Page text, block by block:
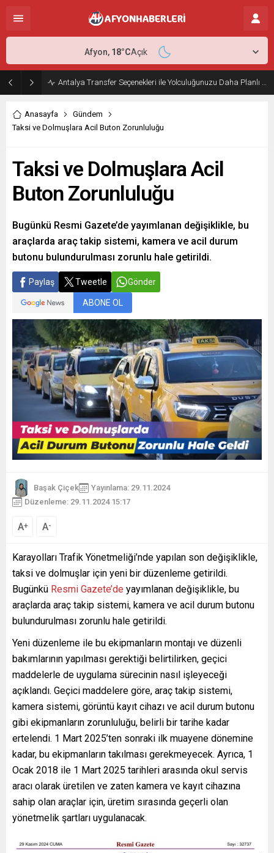
Antalya Transfer Seçenekleri ile Yolculuğunuzu Daha Planlı Hale Getirin
Afyon, 18°CAçık
Anasayfa
Gündem
Taksi ve Dolmuşlara Acil Buton Zorunluluğu
Taksi ve Dolmuşlara Acil
Buton Zorunluluğu
Bugünkü Resmi Gazete’de yayımlanan değişiklikle, bu
araçlarda araç takip sistemi, kamera ve acil durum
butonu bulundurulması zorunlu hale getirildi.
Paylaş Tweetle Gönder
ABONE OL
Başak Çiçek
Yayınlama: 29.11.2024
Düzenleme: 29.11.2024 15:17
A+ A-
Karayolları Trafik Yönetmeliği’nde yapılan son değişiklikle,
taksi ve dolmuşlar için yeni bir düzenleme getirildi.
Bugünkü Resmi Gazete’de yayımlanan değişiklikle, bu
araçlarda araç takip sistemi, kamera ve acil durum butonu
bulundurulması zorunlu hale getirildi.
Yeni düzenleme ile bu ekipmanların montajı ve düzenli
bakımlarının yapılması gerektiği belirtilirken, geçici
maddelerle de uygulama sürecinin nasıl işleyeceği
açıklandı. Geçici maddelere göre, araç takip sistemi,
kamera sistemi, görüntü kayıt cihazı ve acil durum butonu
gibi ekipmanların zorunluluğu, belirli bir tarihe kadar
ertelendi. 1 Mart 2025’ten sonraki ilk muayene dönemine
kadar, bu ekipmanların takılması gerekmeyecek. Ayrıca, 1
Ocak 2018 ile 1 Mart 2025 tarihleri arasında okul servis
aracı olarak üretilen ve zaten kamera ve kayıt cihazına
sahip olan araçlar için, üretim sırasında geçerli olan
yönetmelik şartları uygulanacak.